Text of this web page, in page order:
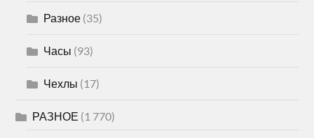
Разное (35)
Часы (93)
Чехлы (17)
РАЗНОЕ (1 770)